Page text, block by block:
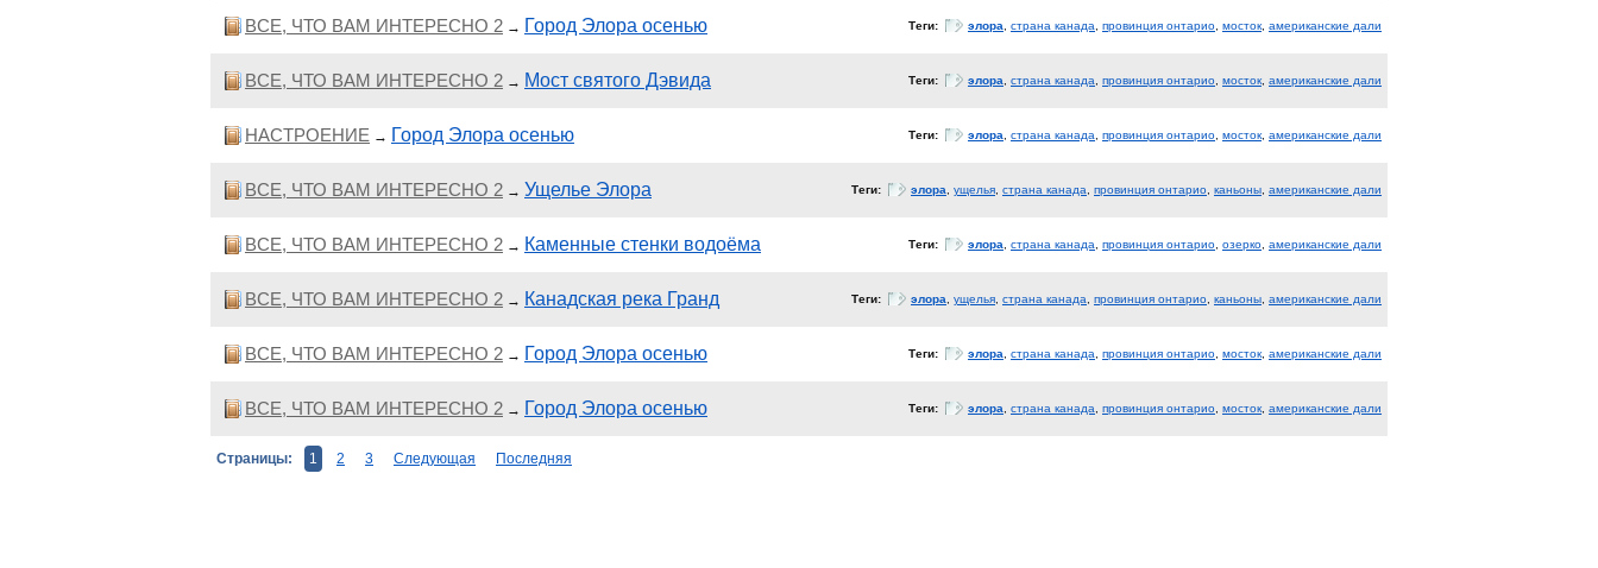
ВСЕ, ЧТО ВАМ ИНТЕРЕСНО 2 → Город Элора осенью Теги: элора страна канада провинция онтарио мосток американские дали
ВСЕ, ЧТО ВАМ ИНТЕРЕСНО 2 → Мост святого Дэвида Теги: элора страна канада провинция онтарио мосток американские дали
НАСТРОЕНИЕ → Город Элора осенью Теги: элора страна канада провинция онтарио мосток американские дали
ВСЕ, ЧТО ВАМ ИНТЕРЕСНО 2 → Ущелье Элора Теги: элора ущелья страна канада провинция онтарио каньоны американские дали
ВСЕ, ЧТО ВАМ ИНТЕРЕСНО 2 → Каменные стенки водоёма Теги: элора страна канада провинция онтарио озерко американские дали
ВСЕ, ЧТО ВАМ ИНТЕРЕСНО 2 → Канадская река Гранд Теги: элора ущелья страна канада провинция онтарио каньоны американские дали
ВСЕ, ЧТО ВАМ ИНТЕРЕСНО 2 → Город Элора осенью Теги: элора страна канада провинция онтарио мосток американские дали
ВСЕ, ЧТО ВАМ ИНТЕРЕСНО 2 → Город Элора осенью Теги: элора страна канада провинция онтарио мосток американские дали
Страницы: 1 2 3 Следующая Последняя